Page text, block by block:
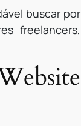
buscar por
freelancers,